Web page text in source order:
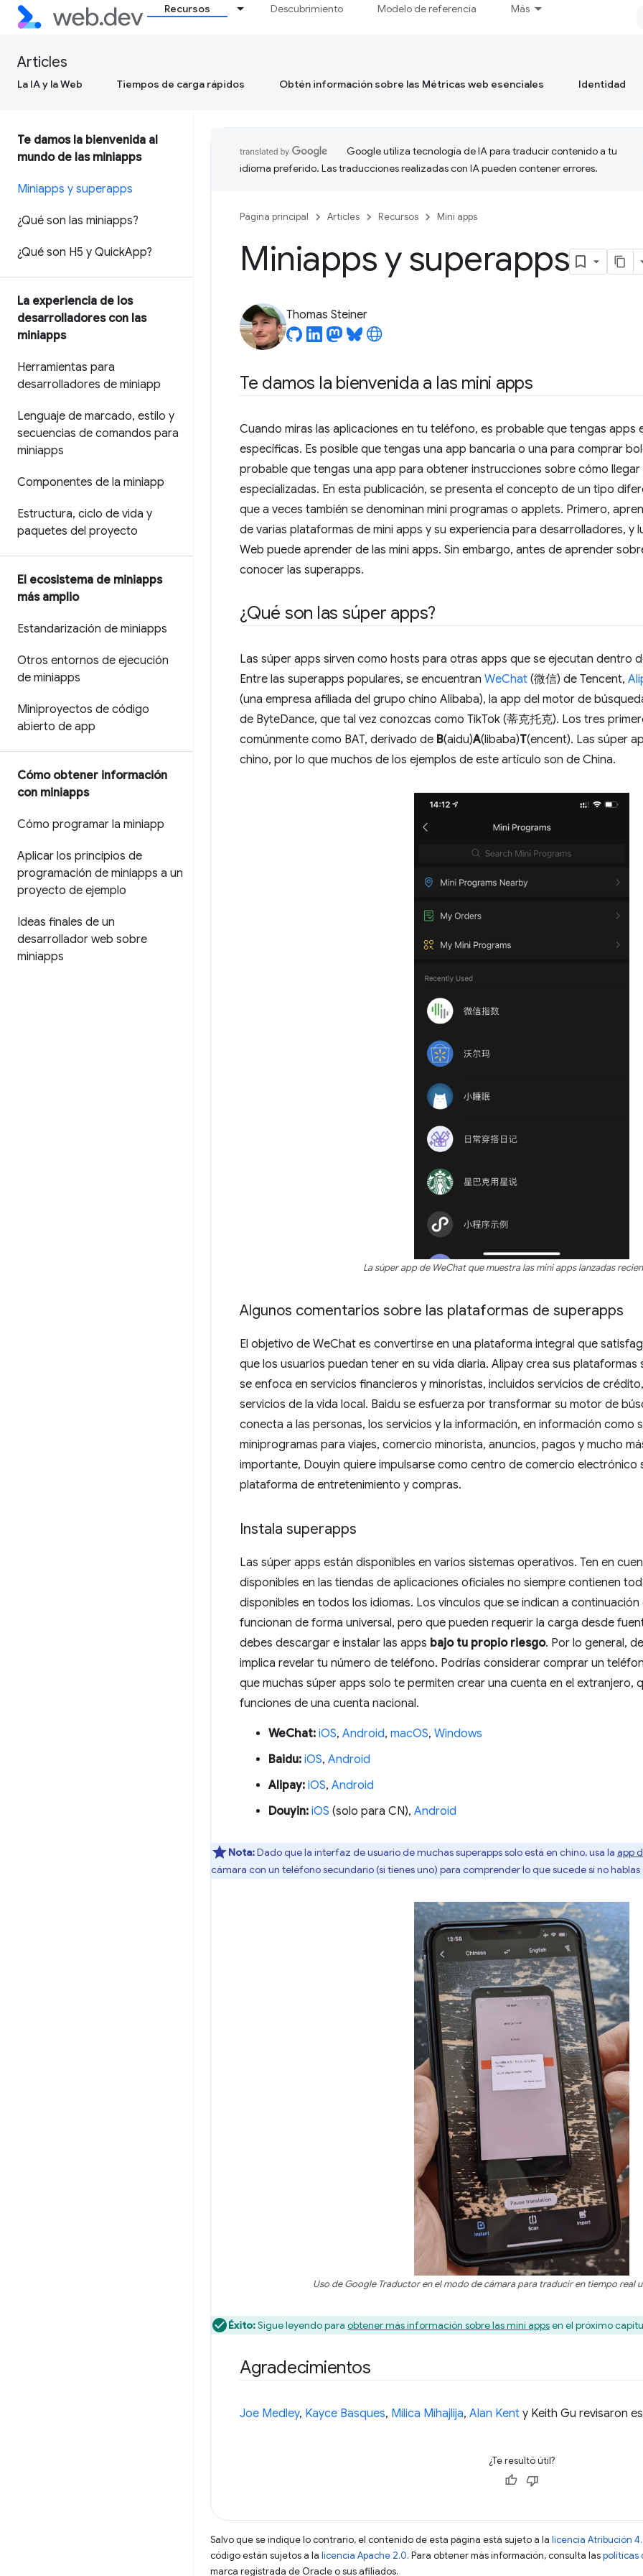
Recursos Descubrimiento Modelo de referencia Más
Articles
La IA y la Web Tiempos de carga rápidos Obtén información sobre las Métricas web esenciales Identidad
Te damos la bienvenida al
mundo de las miniapps
Miniapps y superapps
¿Qué son las miniapps?
¿Qué son H5 y QuickApp?
La experiencia de los
desarrolladores con las
miniapps
Herramientas para
desarrolladores de miniapp
Lenguaje de marcado, estilo y
secuencias de comandos para
miniapps
Componentes de la miniapp
Estructura, ciclo de vida y
paquetes del proyecto
El ecosistema de miniapps
más amplio
Estandarización de miniapps
Otros entornos de ejecución
de miniapps
Miniproyectos de código
abierto de app
Cómo obtener información
con miniapps
Cómo programar la miniapp
Aplicar los principios de
programación de miniapps a un
proyecto de ejemplo
Ideas finales de un
desarrollador web sobre
miniapps
Google utiliza tecnología de IA para traducir contenido a tu
idioma preferido. Las traducciones realizadas con IA pueden contener errores.
Página principal Articles Recursos Mini apps
Miniapps y superapps
Thomas Steiner
Te damos la bienvenida a las mini apps
Cuando miras las aplicaciones en tu teléfono, es probable que tengas apps
específicas. Es posible que tengas una app bancaria o una para comprar
probable que tengas una app para obtener instrucciones sobre cómo llegar
especializadas. En esta publicación, se presenta el concepto de un tipo
que a veces también se denominan mini programas o applets. Primero,
de varias plataformas de mini apps y su experiencia para desarrolladores, y
Web puede aprender de las mini apps. Sin embargo, antes de aprender
conocer las superapps.
¿Qué son las súper apps?
Las súper apps sirven como hosts para otras apps que se ejecutan dentro
Entre las superapps populares, se encuentran WeChat (微信) de Tencent,
(una empresa afiliada del grupo chino Alibaba), la app del motor de
de ByteDance, que tal vez conozcas como TikTok (蒂克托克). Los tres
comúnmente como BAT, derivado de B(aidu)A(libaba)T(encent). Las súper
chino, por lo que muchos de los ejemplos de este artículo son de China.
La súper app de WeChat que muestra las mini apps lanzadas
Algunos comentarios sobre las plataformas de superapps
El objetivo de WeChat es convertirse en una plataforma integral que
que los usuarios puedan tener en su vida diaria. Alipay crea sus
se enfoca en servicios financieros y minoristas, incluidos servicios de
servicios de la vida local. Baidu se esfuerza por transformar su motor de
conecta a las personas, los servicios y la información, en información como
miniprogramas para viajes, comercio minorista, anuncios, pagos y mucho
importante, Douyin quiere impulsarse como centro de comercio electrónico
plataforma de entretenimiento y compras.
Instala superapps
Las súper apps están disponibles en varios sistemas operativos. Ten en
disponibles en las tiendas de aplicaciones oficiales no siempre contienen
disponibles en todos los idiomas. Los vínculos que se indican a
funcionan de forma universal, pero que pueden requerir la carga desde
debes descargar e instalar las apps bajo tu propio riesgo. Por lo general,
implica revelar tu número de teléfono. Podrías considerar comprar un
que muchas súper apps solo te permiten crear una cuenta en el extranjero,
funciones de una cuenta nacional.
WeChat: iOS, Android, macOS, Windows
Baidu: iOS, Android
Alipay: iOS, Android
Douyin: iOS (solo para CN), Android
Nota:Dado que la interfaz de usuario de muchas superapps solo está en chino, usa la app
cámara con un teléfono secundario (si tienes uno) para comprender lo que sucede si no hablas
Uso de Google Traductor en el modo de cámara para traducir en tiempo real
Éxito:Sigue leyendo para obtener más información sobre las mini appsen el próximo
Agradecimientos
Joe Medley, Kayce Basques, Milica Mihajlija, Alan Kent y Keith Gu revisaron
¿Te resultó útil?
Salvo que se indique lo contrario, el contenido de esta página está sujeto a la licencia Atribución
código están sujetos a la licencia Apache 2.0. Para obtener más información, consulta laspolíticas
marca registrada de Oracle o sus afiliados.